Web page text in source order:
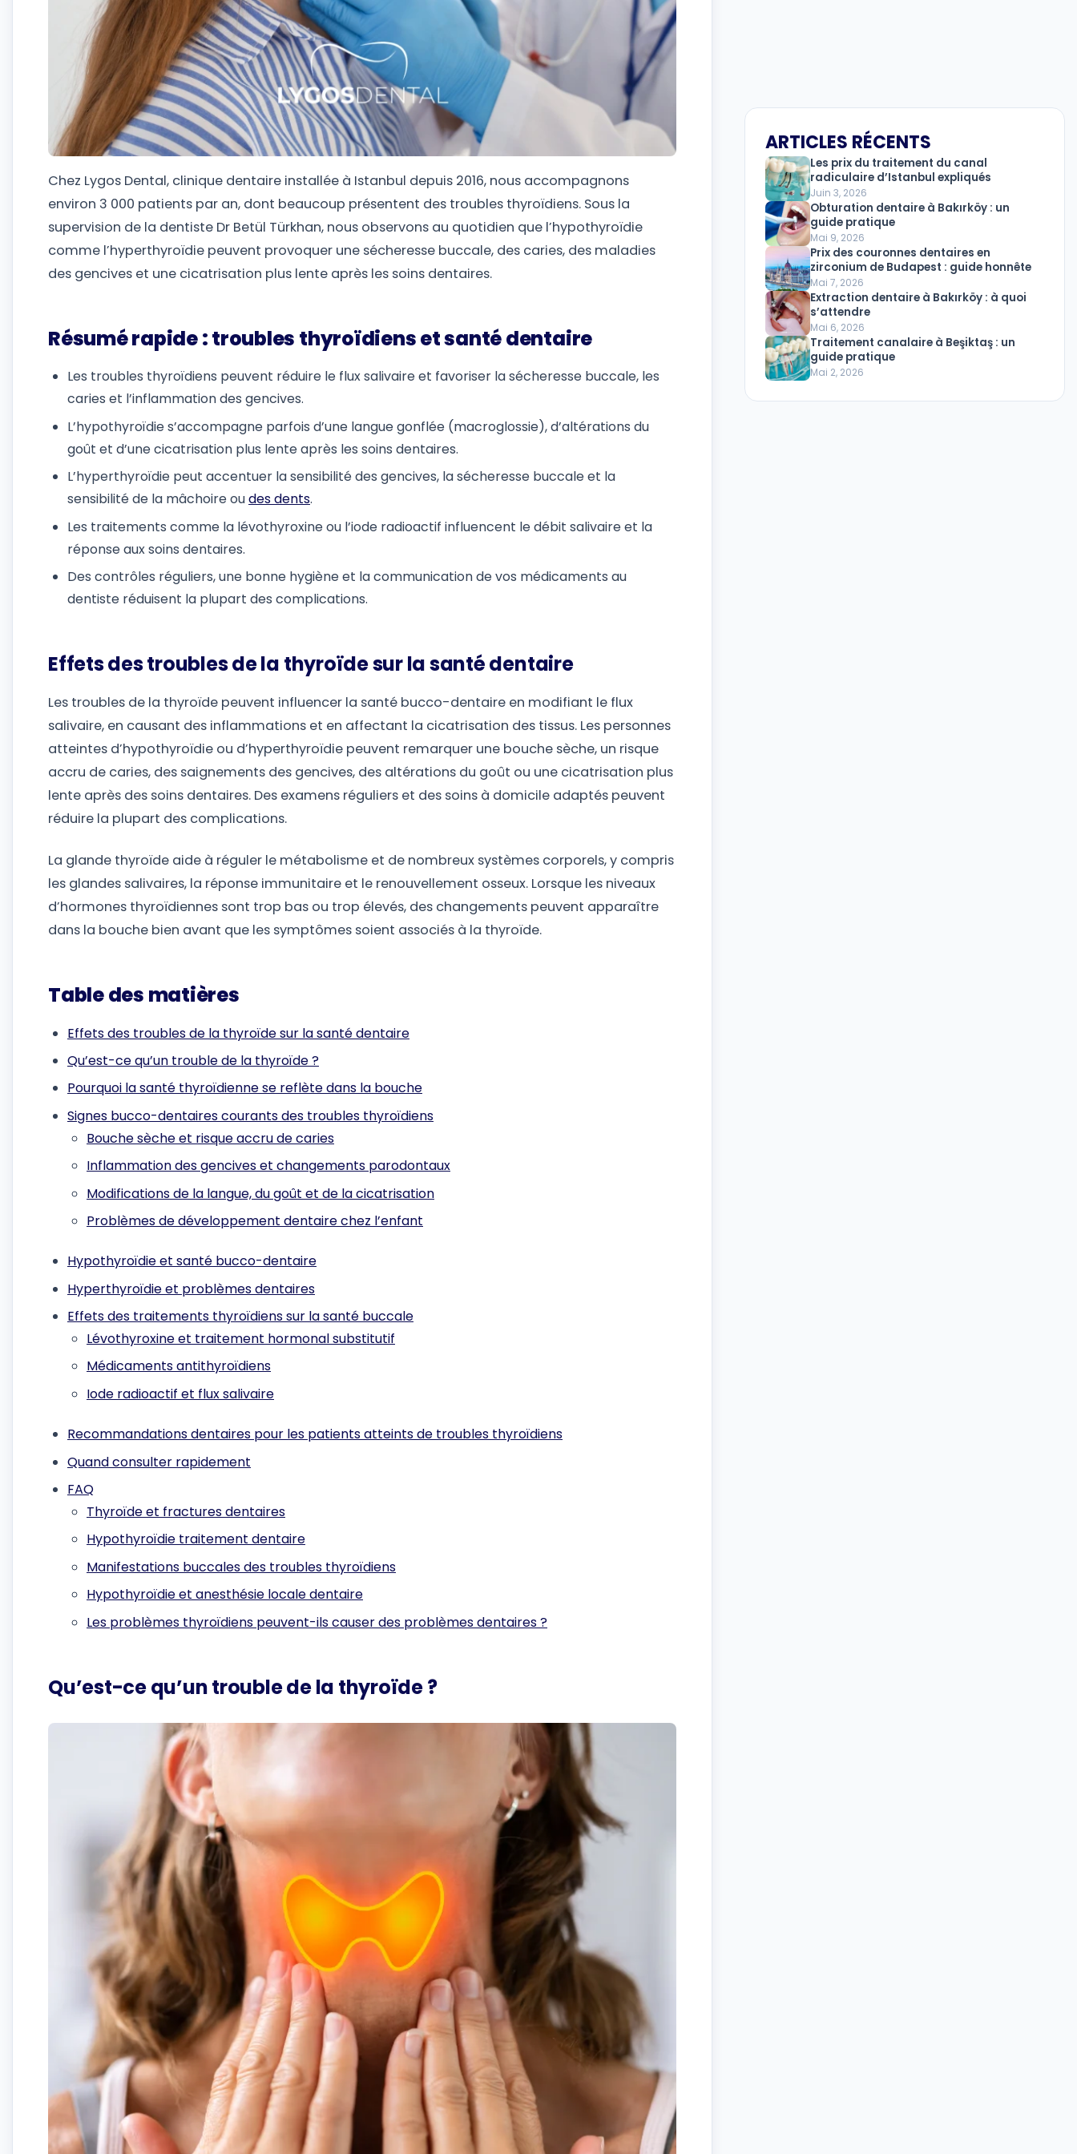
Chez Lygos Dental, clinique dentaire installée à Istanbul depuis 2016, nous accompagnons
environ 3 000 patients par an, dont beaucoup présentent des troubles thyroïdiens. Sous la
supervision de la dentiste Dr Betül Türkhan, nous observons au quotidien que l’hypothyroïdie
comme l’hyperthyroïdie peuvent provoquer une sécheresse buccale, des caries, des maladies
des gencives et une cicatrisation plus lente après les soins dentaires.
Résumé rapide : troubles thyroïdiens et santé dentaire
Les troubles thyroïdiens peuvent réduire le flux salivaire et favoriser la sécheresse buccale, les
caries et l’inflammation des gencives.
L’hypothyroïdie s’accompagne parfois d’une langue gonflée (macroglossie), d’altérations du
goût et d’une cicatrisation plus lente après les soins dentaires.
L’hyperthyroïdie peut accentuer la sensibilité des gencives, la sécheresse buccale et la
sensibilité de la mâchoire oudes dents.
Les traitements comme la lévothyroxine ou l’iode radioactif influencent le débit salivaire et la
réponse aux soins dentaires.
Des contrôles réguliers, une bonne hygiène et la communication de vos médicaments au
dentiste réduisent la plupart des complications.
Effets des troubles de la thyroïde sur la santé dentaire
Les troubles de la thyroïde peuvent influencer la santé bucco-dentaire en modifiant le flux
salivaire, en causant des inflammations et en affectant la cicatrisation des tissus. Les personnes
atteintes d’hypothyroïdie ou d’hyperthyroïdie peuvent remarquer une bouche sèche, un risque
accru de caries, des saignements des gencives, des altérations du goût ou une cicatrisation plus
lente après des soins dentaires. Des examens réguliers et des soins à domicile adaptés peuvent
réduire la plupart des complications.
La glande thyroïde aide à réguler le métabolisme et de nombreux systèmes corporels, y compris
les glandes salivaires, la réponse immunitaire et le renouvellement osseux. Lorsque les niveaux
d’hormones thyroïdiennes sont trop bas ou trop élevés, des changements peuvent apparaître
dans la bouche bien avant que les symptômes soient associés à la thyroïde.
Table des matières
Effets des troubles de la thyroïde sur la santé dentaire
Qu’est-ce qu’un trouble de la thyroïde ?
Pourquoi la santé thyroïdienne se reflète dans la bouche
Signes bucco-dentaires courants des troubles thyroïdiens
Bouche sèche et risque accru de caries
Inflammation des gencives et changements parodontaux
Modifications de la langue, du goût et de la cicatrisation
Problèmes de développement dentaire chez l’enfant
Hypothyroïdie et santé bucco-dentaire
Hyperthyroïdie et problèmes dentaires
Effets des traitements thyroïdiens sur la santé buccale
Lévothyroxine et traitement hormonal substitutif
Médicaments antithyroïdiens
Iode radioactif et flux salivaire
Recommandations dentaires pour les patients atteints de troubles thyroïdiens
Quand consulter rapidement
FAQ
Thyroïde et fractures dentaires
Hypothyroïdie traitement dentaire
Manifestations buccales des troubles thyroïdiens
Hypothyroïdie et anesthésie locale dentaire
Les problèmes thyroïdiens peuvent-ils causer des problèmes dentaires ?
Qu’est-ce qu’un trouble de la thyroïde ?
ARTICLES RÉCENTS
Les prix du traitement du canal
radiculaire d’Istanbul expliqués
Juin 3, 2026
Obturation dentaire à Bakırköy : un
guide pratique
Mai 9, 2026
Prix ​​​​des couronnes dentaires en
zirconium de Budapest : guide honnête
Mai 7, 2026
Extraction dentaire à Bakırköy : à quoi
s’attendre
Mai 6, 2026
Traitement canalaire à Beşiktaş : un
guide pratique
Mai 2, 2026